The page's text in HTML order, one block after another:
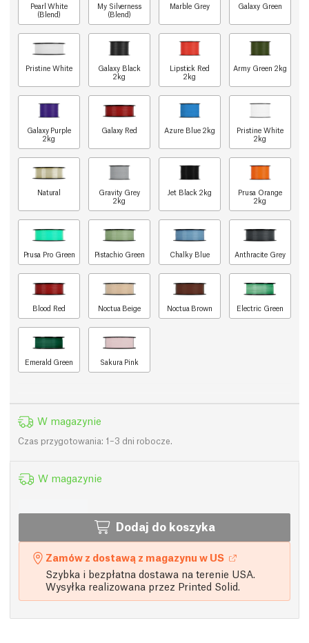
Pearl White
(Blend)
My Silverness
(Blend)
Marble Grey Galaxy Green
Pristine White
Galaxy Black
2kg
Lipstick Red
2kg
Army Green 2kg
Galaxy Purple
2kg
Galaxy Red Azure Blue 2kg
Pristine White
2kg
Natural
Gravity Grey
2kg
Jet Black 2kg
Prusa Orange
2kg
Prusa Pro Green Pistachio Green Chalky Blue Anthracite Grey
Blood Red Noctua Beige Noctua Brown Electric Green
Emerald Green Sakura Pink
W magazynie
Czas przygotowania: 1–3 dni robocze.
W magazynie
Dodaj do koszyka
Zamów z dostawą z magazynu w US
Szybka i bezpłatna dostawa na terenie USA.
Wysyłka realizowana przez Printed Solid.